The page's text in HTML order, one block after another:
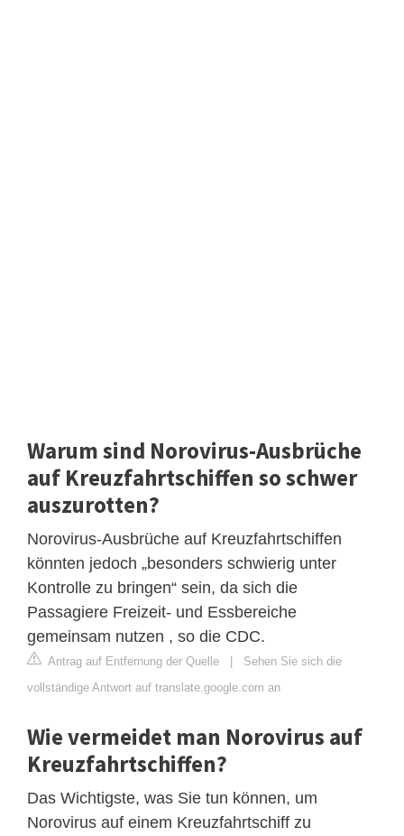
Warum sind Norovirus-Ausbrüche
auf Kreuzfahrtschiffen so schwer
auszurotten?
Norovirus-Ausbrüche auf Kreuzfahrtschiffen
könnten jedoch „besonders schwierig unter
Kontrolle zu bringen“ sein, da sich die
Passagiere Freizeit- und Essbereiche
gemeinsam nutzen , so die CDC.
Antrag auf Entfernung der Quelle | Sehen Sie sich die
vollständige Antwort auf translate.google.com an
Wie vermeidet man Norovirus auf
Kreuzfahrtschiffen?
Das Wichtigste, was Sie tun können, um
Norovirus auf einem Kreuzfahrtschiff zu